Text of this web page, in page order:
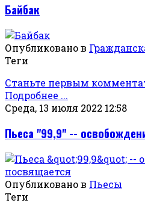
Байбак
Опубликовано в
Теги
Станьте первым
Подробнее ...
Среда, 13 июля 2022 12:58
Пьеса "99,9" --
Опубликовано в Пьесы
Теги